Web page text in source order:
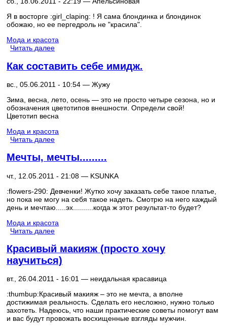
Я в восторге :girl_claping: ! Я сама блондинка и блондинок
обожаю, но ее пергедроль не "красила".
Мода и красота
Читать далее
Как составить себе имидж.
вс., 05.06.2011 - 10:54 — Жужу
Зима, весна, лето, осень — это не просто четыре сезона, но и
обозначения цветотипов внешности. Определи свой!
Цветотип весна
Мода и красота
Читать далее
Мечты, мечты.........
чт., 12.05.2011 - 21:08 — KSUNKA
:flowers-290: Девченки! Жутко хочу заказать себе такое платье,
но пока не могу на себя такое надеть. Смотрю на него каждый
день и мечтаю.....эх..........когда ж этот результат-то будет?
Мода и красота
Читать далее
Красивый макияж (просто хочу
научиться)
вт., 26.04.2011 - 16:01 — неидальная красавица
:thumbup:Красивый макияж – это не мечта, а вполне
достижимая реальность. Сделать его несложно, нужно только
захотеть. Надеюсь, что наши практические советы помогут вам
и вас будут провожать восхищенные взгляды мужчин.